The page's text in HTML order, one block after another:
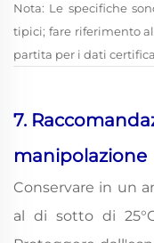
Nota: Le specifiche
tipici; fare riferimento
partita per i dati
7.
manipolazione
Conservare in un
al di sotto di